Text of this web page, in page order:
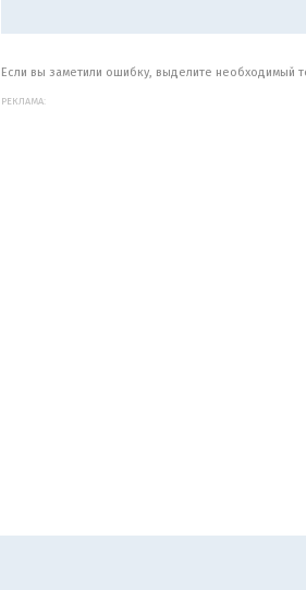
Если вы заметили ошибку, выделите необходимый
РЕКЛАМА: